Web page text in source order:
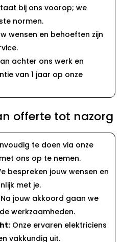
bij ons voorop; we
normen.
wensen en behoeften zijn
achter ons werk en
van 1 jaar op onze
offerte tot nazorg
te doen via onze
ons op te nemen.
bespreken jouw wensen en
met je.
Na jouw akkoord gaan we
werkzaamheden.
Onze ervaren elektriciens
vakkundig uit.